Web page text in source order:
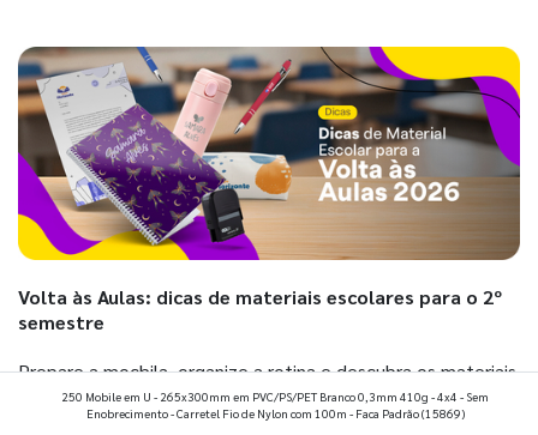
Volta às Aulas: dicas de materiais escolares para o 2º
semestre
Prepare a mochila, organize a rotina e descubra os materiais
que fazem toda diferença para começar o segundo
250 Mobile em U - 265x300mm em PVC/PS/PET Branco 0,3mm 410g - 4x4 - Sem
Enobrecimento - Carretel Fio de Nylon com 100m - Faca Padrão(15869)